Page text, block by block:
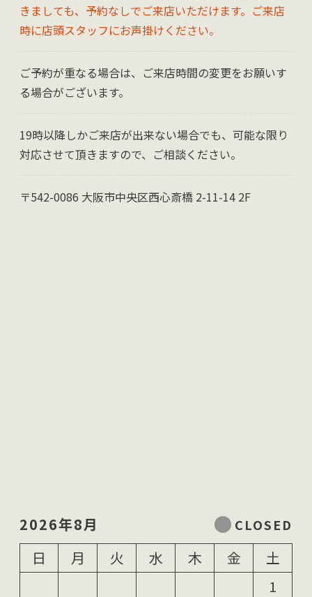
きましても、予約なしでご来店いただけます。ご来店
時に店頭スタッフにお声掛けください。
ご予約が重なる場合は、ご来店時間の変更をお願いす
る場合がございます。
19時以降しかご来店が出来ない場合でも、可能な限り
対応させて頂きますので、ご相談ください。
〒542-0086 大阪市中央区西心斎橋 2-11-14 2F
2026年8月
日
月 火 水 木 金
土
1